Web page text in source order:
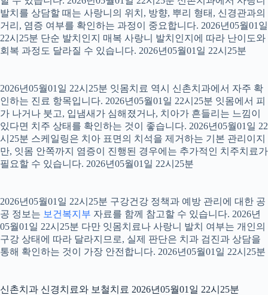
발치를 상담할 때는 사랑니의 위치, 방향, 뿌리 형태, 신경관과의
거리, 염증 여부를 확인하는 과정이 중요합니다. 2026년05월01일
22시25분 단순 발치인지 매복 사랑니 발치인지에 따라 난이도와
회복 과정도 달라질 수 있습니다. 2026년05월01일 22시25분
2026년05월01일 22시25분 잇몸치료 역시 신촌치과에서 자주 확
인하는 진료 항목입니다. 2026년05월01일 22시25분 잇몸에서 피
가 나거나 붓고, 입냄새가 심해졌거나, 치아가 흔들리는 느낌이
있다면 치주 상태를 확인하는 것이 좋습니다. 2026년05월01일 22
시25분 스케일링은 치아 표면의 치석을 제거하는 기본 관리이지
만, 잇몸 안쪽까지 염증이 진행된 경우에는 추가적인 치주치료가
필요할 수 있습니다. 2026년05월01일 22시25분
2026년05월01일 22시25분 구강건강 정책과 예방 관리에 대한 공
공 정보는 보건복지부 자료를 함께 참고할 수 있습니다. 2026년
05월01일 22시25분 다만 잇몸치료나 사랑니 발치 여부는 개인의
구강 상태에 따라 달라지므로, 실제 판단은 치과 검진과 상담을
통해 확인하는 것이 가장 안전합니다. 2026년05월01일 22시25분
신촌치과 신경치료와 보철치료 2026년05월01일 22시25분